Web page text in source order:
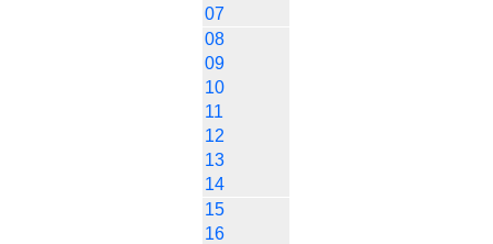
07
08
09
10
11
12
13
14
15
16